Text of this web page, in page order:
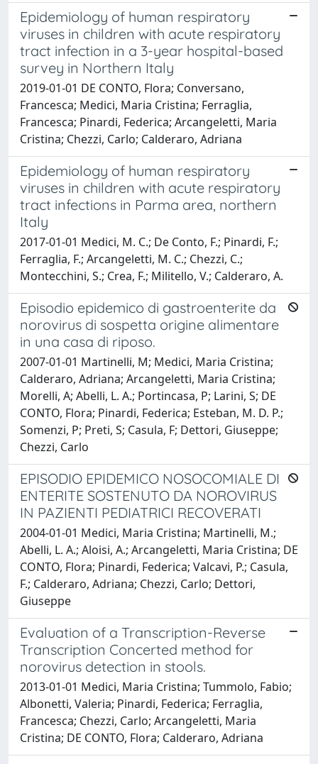
Epidemiology of human respiratory
viruses in children with acute respiratory
tract infection in a 3-year hospital-based
survey in Northern Italy
2019-01-01 DE CONTO, Flora; Conversano,
Francesca; Medici, Maria Cristina; Ferraglia,
Francesca; Pinardi, Federica; Arcangeletti, Maria
Cristina; Chezzi, Carlo; Calderaro, Adriana
Epidemiology of human respiratory
viruses in children with acute respiratory
tract infections in Parma area, northern
Italy
2017-01-01 Medici, M. C.; De Conto, F.; Pinardi, F.;
Ferraglia, F.; Arcangeletti, M. C.; Chezzi, C.;
Montecchini, S.; Crea, F.; Militello, V.; Calderaro, A.
Episodio epidemico di gastroenterite da
norovirus di sospetta origine alimentare
in una casa di riposo.
2007-01-01 Martinelli, M; Medici, Maria Cristina;
Calderaro, Adriana; Arcangeletti, Maria Cristina;
Morelli, A; Abelli, L. A.; Portincasa, P; Larini, S; DE
CONTO, Flora; Pinardi, Federica; Esteban, M. D. P.;
Somenzi, P; Preti, S; Casula, F; Dettori, Giuseppe;
Chezzi, Carlo
EPISODIO EPIDEMICO NOSOCOMIALE DI
ENTERITE SOSTENUTO DA NOROVIRUS
IN PAZIENTI PEDIATRICI RECOVERATI
2004-01-01 Medici, Maria Cristina; Martinelli, M.;
Abelli, L. A.; Aloisi, A.; Arcangeletti, Maria Cristina; DE
CONTO, Flora; Pinardi, Federica; Valcavi, P.; Casula,
F.; Calderaro, Adriana; Chezzi, Carlo; Dettori,
Giuseppe
Evaluation of a Transcription-Reverse
Transcription Concerted method for
norovirus detection in stools.
2013-01-01 Medici, Maria Cristina; Tummolo, Fabio;
Albonetti, Valeria; Pinardi, Federica; Ferraglia,
Francesca; Chezzi, Carlo; Arcangeletti, Maria
Cristina; DE CONTO, Flora; Calderaro, Adriana